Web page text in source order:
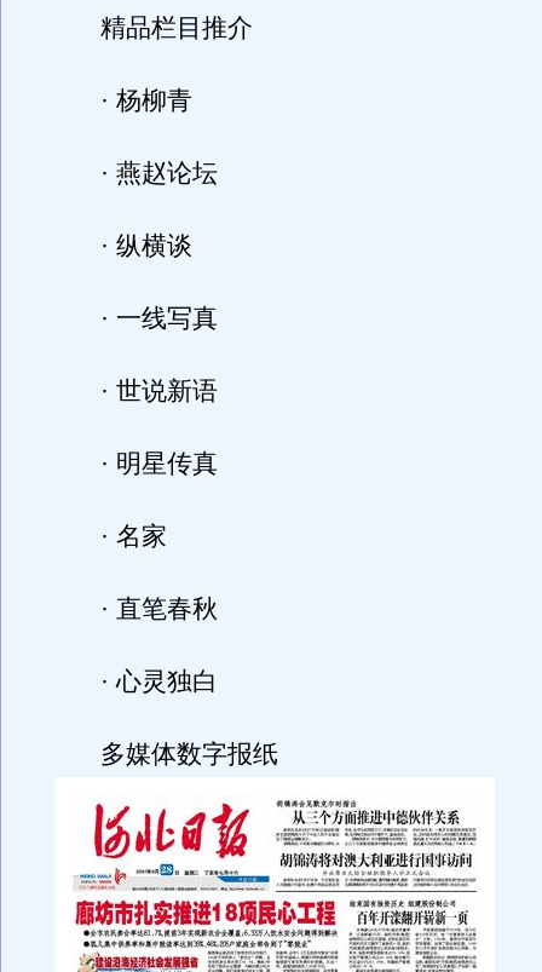
精品栏目推介
· 杨柳青
· 燕赵论坛
· 纵横谈
· 一线写真
· 世说新语
· 明星传真
· 名家
· 直笔春秋
· 心灵独白
多媒体数字报纸